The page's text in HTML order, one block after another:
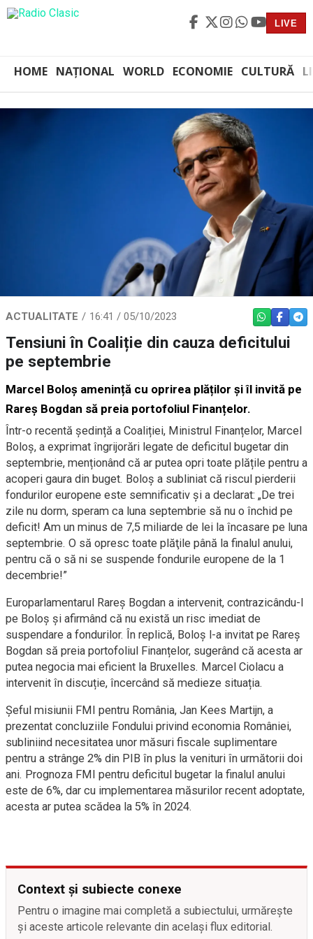
LIVE
HOME NAȚIONAL WORLD ECONOMIE CULTURĂ
ACTUALITATE 16:41 / 05/10/2023 WHATSAPP
Tensiuni în Coaliție din cauza deficitului
pe septembrie
Marcel Boloș amenință cu oprirea plăților și îl invită pe
Rareș Bogdan să preia portofoliul Finanțelor.
Într-o recentă ședință a Coaliției, Ministrul Finanțelor, Marcel
Boloș, a exprimat îngrijorări legate de deficitul bugetar din
septembrie, menționând că ar putea opri toate plățile pentru a
acoperi gaura din buget. Boloș a subliniat că riscul pierderii
fondurilor europene este semnificativ și a declarat: „De trei
zile nu dorm, speram ca luna septembrie să nu o închid pe
deficit! Am un minus de 7,5 miliarde de lei la încasare pe luna
septembrie. O să opresc toate plăţile până la finalul anului,
pentru că o să ni se suspende fondurile europene de la 1
decembrie!”
Europarlamentarul Rareș Bogdan a intervenit, contrazicându-l
pe Boloș și afirmând că nu există un risc imediat de
suspendare a fondurilor. În replică, Boloș l-a invitat pe Rareș
Bogdan să preia portofoliul Finanțelor, sugerând că acesta ar
putea negocia mai eficient la Bruxelles. Marcel Ciolacu a
intervenit în discuție, încercând să medieze situația.
Șeful misiunii FMI pentru România, Jan Kees Martijn, a
prezentat concluziile Fondului privind economia României,
subliniind necesitatea unor măsuri fiscale suplimentare
pentru a strânge 2% din PIB în plus la venituri în următorii doi
ani. Prognoza FMI pentru deficitul bugetar la finalul anului
este de 6%, dar cu implementarea măsurilor recent adoptate,
acesta ar putea scădea la 5% în 2024.
Context și subiecte conexe
Pentru o imagine mai completă a subiectului, urmărește
și aceste articole relevante din același flux editorial.